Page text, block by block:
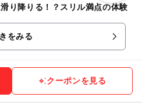
り降りる！？スリル満点の体験
をみる
クーポンを見る